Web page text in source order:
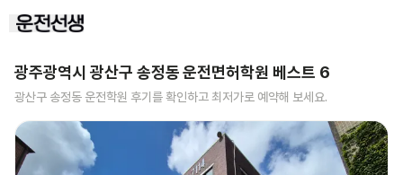
광주광역시 광산구 송정동운전면허학원 베스트 6
광산구 송정동 운전학원 후기를 확인하고 최저가로 예약해 보세요.